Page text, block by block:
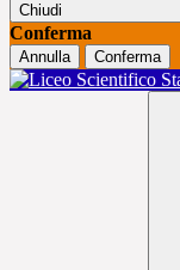
Chiudi
Conferma
Annulla Conferma